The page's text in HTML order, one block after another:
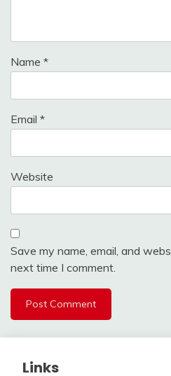
Name *
Email *
Website
Save my name, email, and
next time I comment.
Links